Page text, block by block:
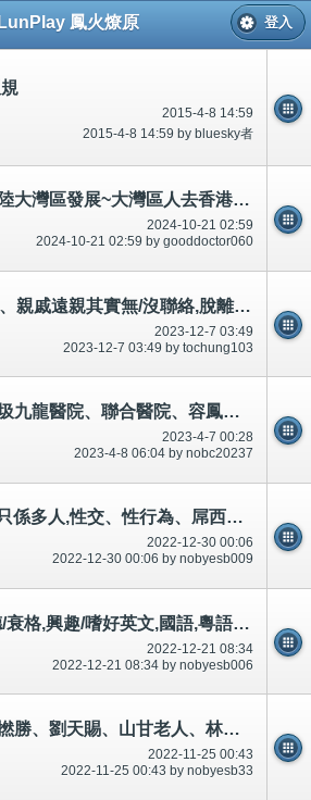
LunPlay 鳳火燎原 登入
2015-4-8 14:59
2015-4-8 14:59 by bluesky者
香港人醫院去中國大陸大灣區發展~大灣區人去香港取西經(吸收經驗/學習)。好害怕/好驚?贈醫施藥～不如全世界？
2024-10-21 02:59
2024-10-21 02:59 by gooddoctor060
59極嚴重：兄弟姐妹、親戚遠親其實無/沒聯絡,脫離關係，死了經過。告/控告-公開
2023-12-7 03:49
2023-12-7 03:49 by tochung103
代替報警報案控告垃圾九龍醫院、聯合醫院、容鳳書診所。承認多次合謀犯法犯罪。
2023-4-7 00:28
2023-4-8 06:04 by nobc20237
1-7呎身高,承認只是/只係多人,性交、性行為、屌西都需要穿著警察制服多人!否則無得有型！
2022-12-30 00:06
2022-12-30 00:06 by nobyesb009
嚴重性:學校承認缺德/衰格,興趣/嗜好英文,國語,粵語書寫聆聽說話等等都錯,集體罷教？證明？取消舊生聚會
2022-12-21 08:34
2022-12-21 08:34 by nobyesb006
人命生命香港電台馬撚勝、劉天賜、山甘老人、林超榮、曾繁光等等,預先/預知有人死？串通?承認,說話前後不一
2022-11-25 00:43
2022-11-25 00:43 by nobyesb33